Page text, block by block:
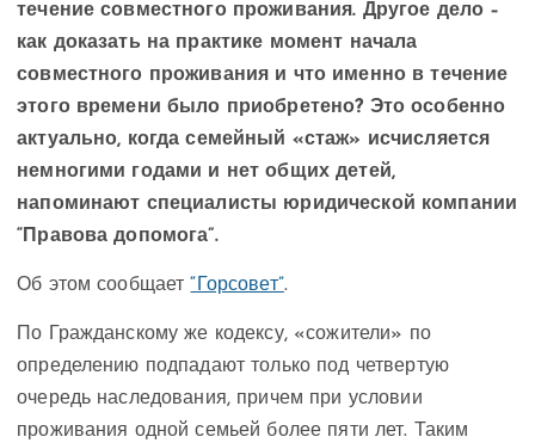
течение совместного проживания. Другое дело –
как доказать на практике момент начала
совместного проживания и что именно в течение
этого времени было приобретено? Это особенно
актуально, когда семейный «стаж» исчисляется
немногими годами и нет общих детей,
напоминают специалисты юридической компании
“Правова допомога”.
Об этом сообщает“Горсовет”.
По Гражданскому же кодексу, «сожители» по
определению подпадают только под четвертую
очередь наследования, причем при условии
проживания одной семьей более пяти лет. Таким